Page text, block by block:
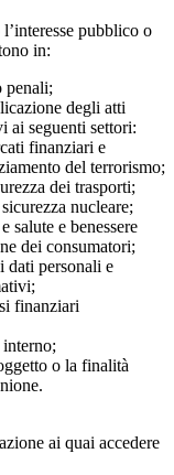
pubblico o
in:
degli atti
ai seguenti settori:
finanziari e
del terrorismo;
dei trasporti;
nucleare;
salute e benessere
dei consumatori;
dati personali e
finanziari
o la finalità
ai quai accedere